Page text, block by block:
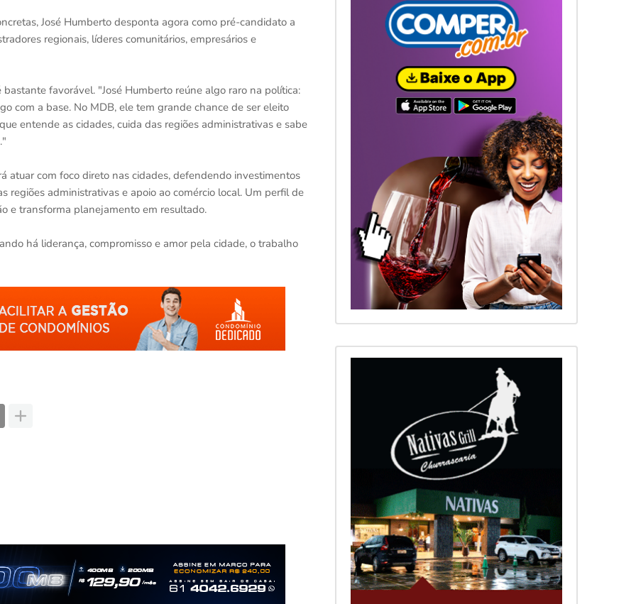
José Humberto desponta agora como pré-candidato a
regionais, líderes comunitários, empresários e
favorável. "José Humberto reúne algo raro na política:
com a base. No MDB, ele tem grande chance de ser eleito
entende as cidades, cuida das regiões administrativas e sabe
atuar com foco direto nas cidades, defendendo investimentos
regiões administrativas e apoio ao comércio local. Um perfil de
e transforma planejamento em resultado.
há liderança, compromisso e amor pela cidade, o trabalho